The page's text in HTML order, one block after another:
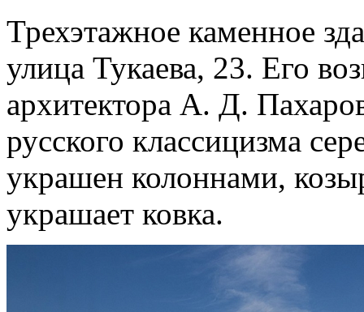
Трехэтажное каменное
улица Тукаева, 23. Его
архитектора А. Д.
русского классицизма
украшен колоннами,
украшает ковка.